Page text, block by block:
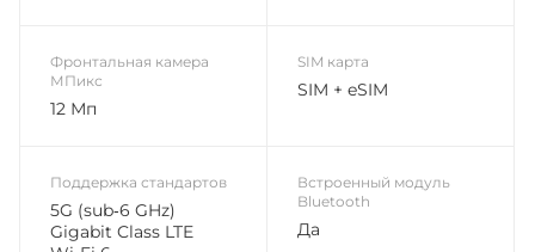
Фронтальная камера
МПикс
12 Мп
SIM карта
SIM + eSIM
Поддержка стандартов
5G (sub‑6 GHz)
Gigabit Class LTE
Встроенный модуль
Bluetooth
Да